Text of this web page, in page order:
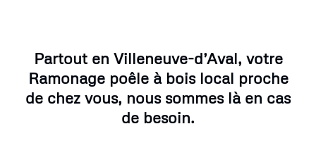
Partout en Villeneuve-d’Aval, votre
Ramonage poêle à bois local proche
de chez vous, nous sommes là en cas
de besoin.